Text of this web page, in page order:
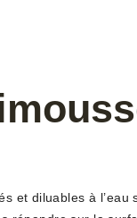
et diluables à